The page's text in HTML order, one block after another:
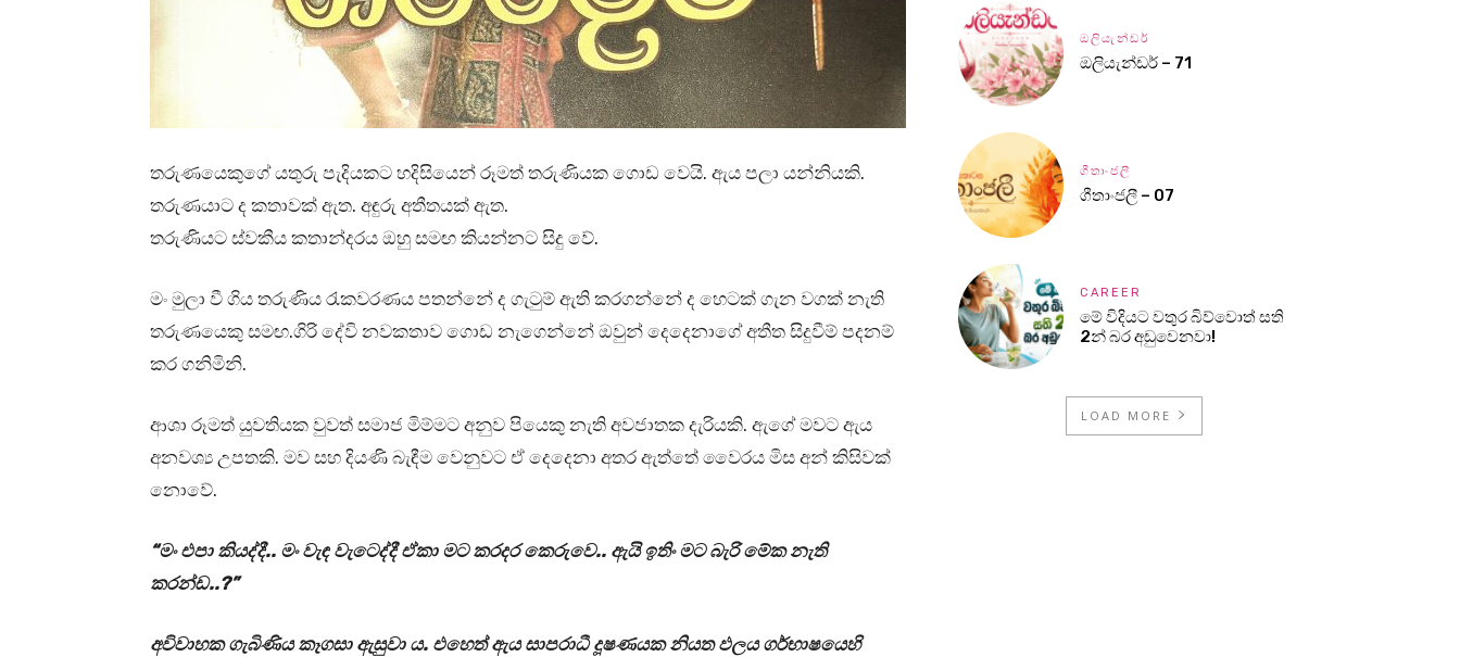
තරුණයෙකුගේ යතුරු පැදියකට හදිසියෙන් රූමත් තරුණියක ගොඩ වෙයි. ඇය පලා යන්නියකි.
තරුණයාට ද කතාවක් ඇත. අඳුරු අතීතයක් ඇත.
තරුණියට ස්වකීය කතාන්දරය ඔහු සමඟ කියන්නට සිදු වේ.
මං මුලා වී ගිය තරුණිය රැකවරණය පතන්නේ ද ගැටුම් ඇති කරගන්නේ ද හෙටක් ගැන වගක් නැති
තරුණයෙකු සමඟ.ගිරි දේවි නවකතාව ගොඩ නැගෙන්නේ ඔවුන් දෙදෙනාගේ අතීත සිදුවීම් පදනම්
කර ගනිමිනි.
ආශා රූමත් යුවතියක වුවත් සමාජ මිම්මට අනුව පියෙකු නැති අවජාතක දැරියකි. ඇගේ මවට ඇය
අනවශ්‍ය උපතකි. මව සහ දියණි බැඳීම වෙනුවට ඒ දෙදෙනා අතර ඇත්තේ වෛරය මිස අන් කිසිවක්
නොවේ.
“මං එපා කියද්දී.. මං වැඳ වැටෙද්දී ඒකා මට කරදර කෙරුවෙ.. ඇයි ඉතිං මට බැරි මේක නැති
කරන්ඩ..?”
අවිවාහක ගැබිණිය කෑගසා ඇසුවා ය. එහෙත් ඇය සාපරාධී දූෂණයක නියත ඵලය ගර්භාෂයෙහි
ඔලියැන්ඩර්
ඔලියැන්ඩර් – 71
ගීතාංජලී
ගීතාංජලී – 07
CAREER
මේ විදියට වතුර බිව්වොත් සති
2න් බර අඩුවෙනවා!
LOAD MORE